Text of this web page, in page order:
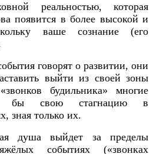
реальностью, которая
появится в более высокой и
ваше сознание (его
говорят о развитии, они
выйти из своей зоны
будильника» многие
бы свою стагнацию в
зная только их.
душа выйдет за пределы
событиях («звонках